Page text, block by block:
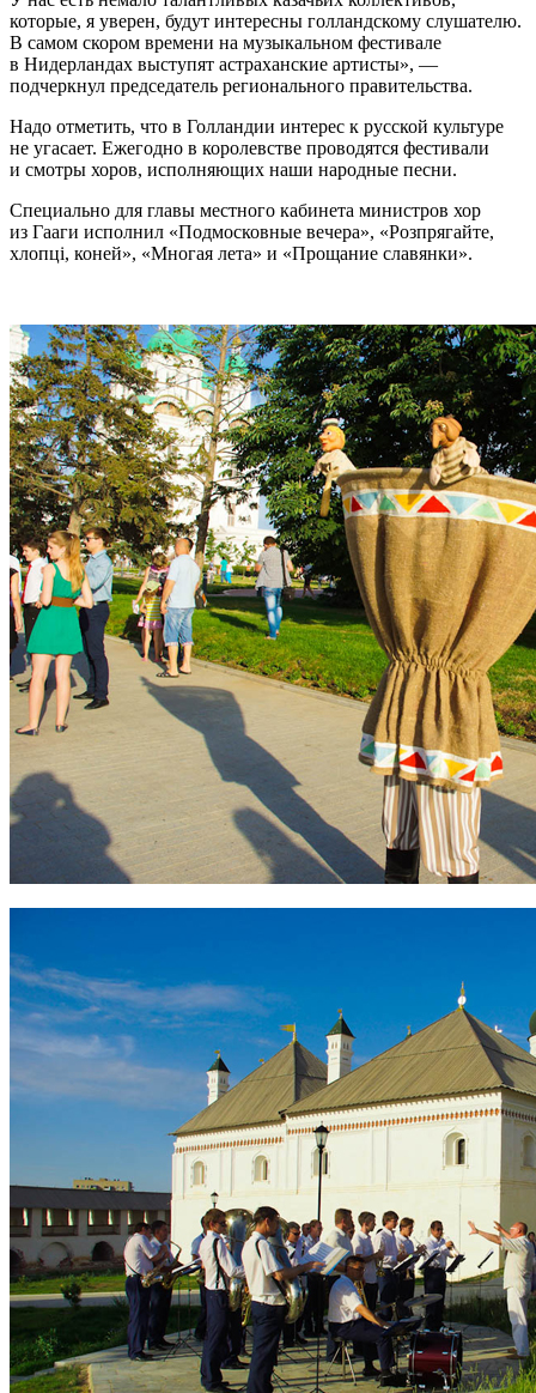
которые, я уверен, будут интересны голландскому слушателю.
В самом скором времени на музыкальном фестивале
в Нидерландах выступят астраханские артисты», —
подчеркнул председатель регионального правительства.
Надо отметить, что в Голландии интерес к русской культуре
не угасает. Ежегодно в королевстве проводятся фестивали
и смотры хоров, исполняющих наши народные песни.
Специально для главы местного кабинета министров хор
из Гааги исполнил «Подмосковные вечера», «Розпрягайте,
хлопцi, коней», «Многая лета» и «Прощание славянки».